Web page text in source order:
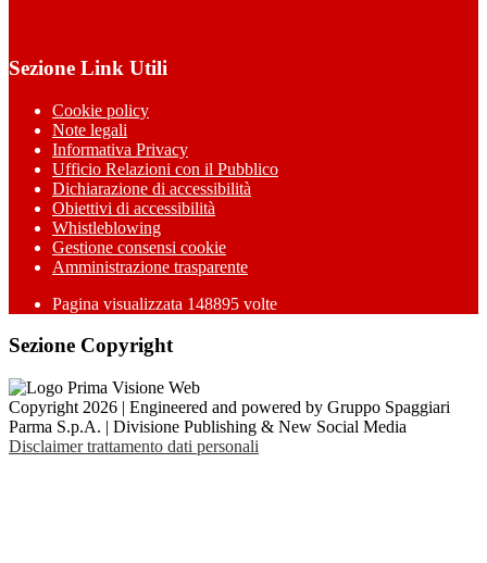
Sezione Link Utili
Cookie policy
Note legali
Informativa Privacy
Ufficio Relazioni con il Pubblico
Dichiarazione di accessibilità
Obiettivi di accessibilità
Whistleblowing
Gestione consensi cookie
Amministrazione trasparente
Pagina visualizzata 148895 volte
Sezione Copyright
Copyright 2026 | Engineered and powered by Gruppo Spaggiari
Parma S.p.A. | Divisione Publishing & New Social Media
Disclaimer trattamento dati personali